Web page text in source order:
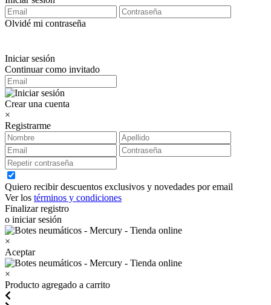
Olvidé mi contraseña
Iniciar sesión
Continuar como invitado
Crear una cuenta
×
Registrarme
Quiero recibir descuentos exclusivos y novedades por email
Ver los términos y condiciones
Finalizar registro
o iniciar sesión
×
Aceptar
×
Producto agregado a carrito